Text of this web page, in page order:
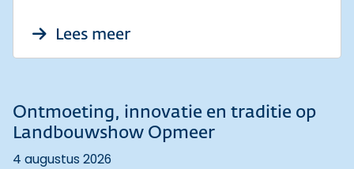
Lees meerover [Update 6 augustus
Ontmoeting, innovatie en traditie op
Landbouwshow Opmeer
4 augustus 2026